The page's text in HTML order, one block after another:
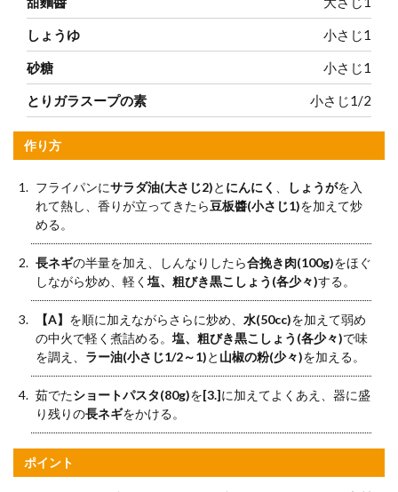
しょうゆ 小さじ1
砂糖 小さじ1
とりガラスープの素 小さじ1/2
作り方
フライパンにサラダ油(大さじ2)と にんにく 、 しょうがを入
れて熱し、香りが立ってきたら豆板醬(小さじ1)を加えて炒
める。
長ネギの半量を加え、しんなりしたら合挽き肉(100g)をほぐ
しながら炒め、軽く 塩、粗びき黒こしょう(各少々)する。
【A】 を順に加えながらさらに炒め、 水(50cc)を加えて弱め
の中火で軽く煮詰める。 塩、粗びき黒こしょう(各少々)で味
を調え、 ラー油(小さじ1/2～1)と 山椒の粉(少々)を加える。
茹でたショートパスタ(80g)を[3.]に加えてよくあえ、器に盛
り残りの長ネギをかける。
ポイント